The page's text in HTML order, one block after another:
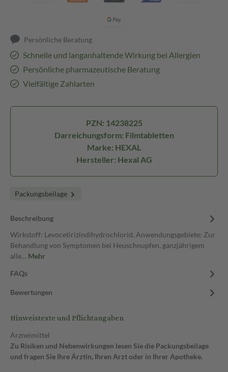
Persönliche Beratung
Schnelle und langanhaltende Wirkung bei Allergien
Persönliche pharmazeutische Beratung
Vielfältige Zahlarten
PZN: 14238225
Darreichungsform: Filmtabletten
Marke: HEXAL
Hersteller: Hexal AG
Packungsbeilage
Beschreibung
Wirkstoff: Levocetirizindihydrochlorid. Anwendungsgebiete: Zur
Behandlung von Symptomen bei Heuschnupfen, ganzjährigem
alle… Mehr
FAQs
Bewertungen
Hinweistexte und Pflichtangaben
Arzneimittel
Zu Risiken und Nebenwirkungen lesen Sie die Packungsbeilage
und fragen Sie Ihre Ärztin, Ihren Arzt oder in Ihrer Apotheke.